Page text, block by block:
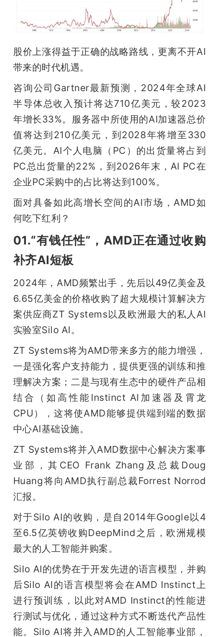
爱
搞
机
股价上涨得益于正确的战略路线，更离不开AI
带来的时代机遇。
咨询公司Gartner最新预测，2024年全球AI
半导体总收入预计将达710亿美元，较2023
年增长33%。服务器中所使用的AI加速器总价
值将达到210亿美元，到2028年将增至330
亿美元。AI个人电脑（PC）的出货量将占到
PC总出货量的22%，到2026年末，AI PC在
企业PC采购中的占比将达到100%。
面对具备如此高增长空间的AI市场，AMD如
何吃下红利？
01.“有钱任性”，AMD正在通过收购
补齐AI短板
2024年，AMD频繁出手，先后以49亿美金及
6.65亿美金的价格收购了超大规模计算解决方
案供应商ZT Systems以及欧洲最大的私人AI
实验室Silo AI。
ZT Systems将为AMD带来多方的能力增强，
一是强化客户支持能力，提供更强的训练和推
理解决方案；二是与现有生态中的硬件产品相
结合（如高性能Instinct AI加速器及霄龙
CPU），这将使AMD能够提供端到端的数据
中心AI基础设施。
ZT Systems将并入AMD数据中心解决方案事
业部，其CEO Frank Zhang及总裁Doug
Huang将向AMD执行副总裁Forrest Norrod
汇报。
对于Silo AI的收购，是自2014年Google以4
至6.5亿英镑收购DeepMind之后，欧洲规模
最大的人工智能并购案。
Silo AI的优势在于开发先进的语言模型，并购
后Silo AI的语言模型将会在AMD Instinct上
进行预训练，以此对AMD Instinct的性能进
行测试与优化，通过这种方式不断迭代产品性
能。Silo AI将并入AMD的人工智能事业部，